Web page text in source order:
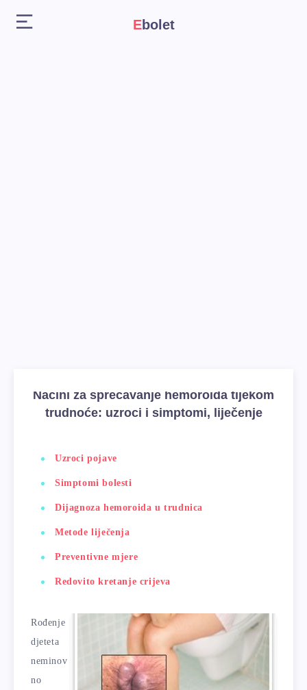
Ebolet
Načini za sprečavanje hemoroida tijekom
trudnoće: uzroci i simptomi, liječenje
Uzroci pojave
Simptomi bolesti
Dijagnoza hemoroida u trudnica
Metode liječenja
Preventivne mjere
Redovito kretanje crijeva
Rođenje
djeteta
neminov
no